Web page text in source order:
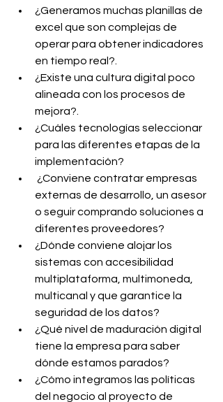
¿Generamos muchas planillas de
excel que son complejas de
operar para obtener indicadores
en tiempo real?.
¿Existe una cultura digital poco
alineada con los procesos de
mejora?.
¿Cuáles tecnologías seleccionar
para las diferentes etapas de la
implementación?
¿Conviene contratar empresas
externas de desarrollo, un asesor
o seguir comprando soluciones a
diferentes proveedores?
¿Dónde conviene alojar los
sistemas con accesibilidad
multiplataforma, multimoneda,
multicanal y que garantice la
seguridad de los datos?
¿Qué nivel de maduración digital
tiene la empresa para saber
dónde estamos parados?
¿Cómo integramos las políticas
del negocio al proyecto de